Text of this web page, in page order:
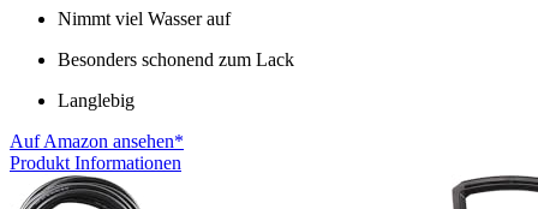
Nimmt viel Wasser auf
Besonders schonend zum Lack
Langlebig
Auf Amazon ansehen*
Produkt Informationen